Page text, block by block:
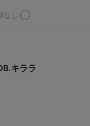
なし:◯
キララ